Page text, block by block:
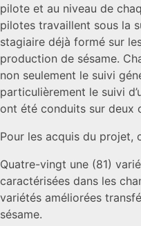
pilote et au niveau de
pilotes travaillent sous la
stagiaire déjà formé sur
production de sésame.
non seulement le suivi
particulièrement le suivi
ont été conduits sur deux
Pour les acquis du projet,
Quatre-vingt une (81)
caractérisées dans les
variétés améliorées
sésame.